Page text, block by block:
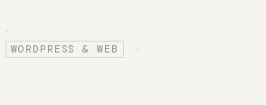
·
WORDPRESS & WEB ·